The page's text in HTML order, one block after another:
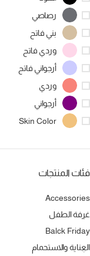
رصاصي
بني فاتح
وردي فاتح
أرجواني فاتح
وردي
أرجواني
Skin Color
فئات المنتجات
Accessories
غرفة الطفل
Balck Friday
العناية والاستحمام